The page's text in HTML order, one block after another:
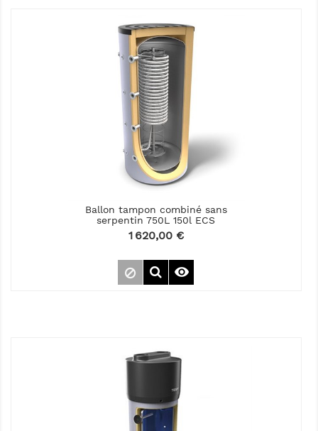
Ballon tampon combiné sans
serpentin 750L 150l ECS
Prix
1 620,00 €
